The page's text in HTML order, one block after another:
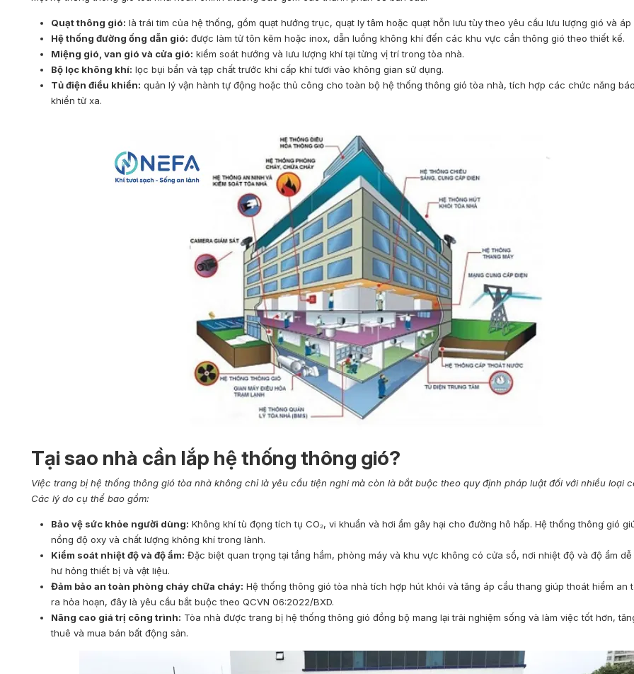
Quạt thông gió: là trái tim của hệ thống, gồm quạt hướng trục, quạt ly tâm hoặc quạt hỗn lưu tùy theo yêu cầu lưu lượng gió và áp
Hệ thống đường ống dẫn gió: được làm từ tôn kẽm hoặc inox, dẫn luồng không khí đến các khu vực cần thông gió theo thiết kế.
Miệng gió, van gió và cửa gió: kiểm soát hướng và lưu lượng khí tại từng vị trí trong tòa nhà.
Bộ lọc không khí: lọc bụi bẩn và tạp chất trước khi cấp khí tươi vào không gian sử dụng.
Tủ điện điều khiển: quản lý vận hành tự động hoặc thủ công cho toàn bộ hệ thống thông gió tòa nhà, tích hợp các chức năng
khiển từ xa.
Tại sao nhà cần lắp hệ thống thông gió?
Việc trang bị hệ thống thông gió tòa nhà không chỉ là yêu cầu tiện nghi mà còn là bắt buộc theo quy định pháp luật đối với nhiều loại
Các lý do cụ thể bao gồm:
Bảo vệ sức khỏe người dùng: Không khí tù đọng tích tụ CO₂, vi khuẩn và hơi ẩm gây hại cho đường hô hấp. Hệ thống thông gió
nồng độ oxy và chất lượng không khí trong lành.
Kiểm soát nhiệt độ và độ ẩm: Đặc biệt quan trọng tại tầng hầm, phòng máy và khu vực không có cửa sổ, nơi nhiệt độ và độ ẩm
hư hỏng thiết bị và vật liệu.
Đảm bảo an toàn phòng cháy chữa cháy: Hệ thống thông gió tòa nhà tích hợp hút khói và tăng áp cầu thang giúp thoát hiểm an
ra hỏa hoạn, đây là yêu cầu bắt buộc theo QCVN 06:2022/BXD.
Nâng cao giá trị công trình: Tòa nhà được trang bị hệ thống thông gió đồng bộ mang lại trải nghiệm sống và làm việc tốt hơn,
thuê và mua bán bất động sản.